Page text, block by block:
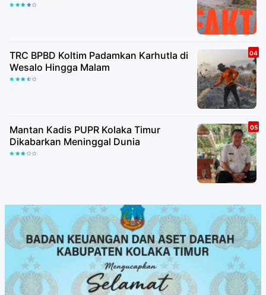
TRC BPBD Koltim Padamkan Karhutla di
Wesalo Hingga Malam
Mantan Kadis PUPR Kolaka Timur
Dikabarkan Meninggal Dunia